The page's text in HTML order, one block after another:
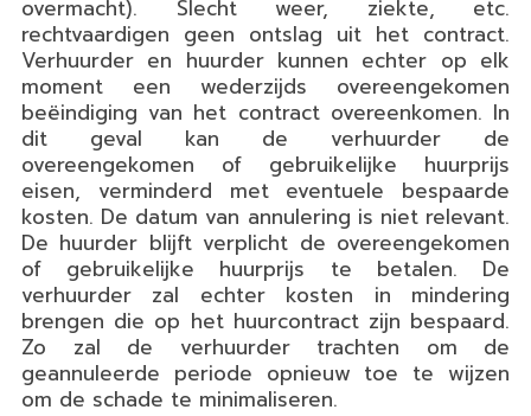
overmacht). Slecht weer, ziekte, etc.
rechtvaardigen geen ontslag uit het contract.
Verhuurder en huurder kunnen echter op elk
moment een wederzijds overeengekomen
beëindiging van het contract overeenkomen. In
dit geval kan de verhuurder de
overeengekomen of gebruikelijke huurprijs
eisen, verminderd met eventuele bespaarde
kosten. De datum van annulering is niet relevant.
De huurder blijft verplicht de overeengekomen
of gebruikelijke huurprijs te betalen. De
verhuurder zal echter kosten in mindering
brengen die op het huurcontract zijn bespaard.
Zo zal de verhuurder trachten om de
geannuleerde periode opnieuw toe te wijzen
om de schade te minimaliseren.